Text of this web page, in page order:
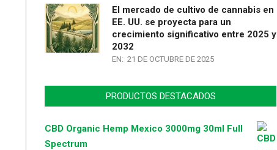
El mercado de cultivo de cannabis en
EE. UU. se proyecta para un
crecimiento significativo entre 2025 y
2032
EN: 21 DE OCTUBRE DE 2025
PRODUCTOS DESTACADOS
CBD Organic Hemp Mexico 3000mg 30ml Full
Spectrum